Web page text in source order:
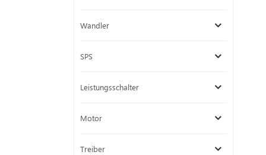
Wandler
SPS
Leistungsschalter
Motor
Treiber